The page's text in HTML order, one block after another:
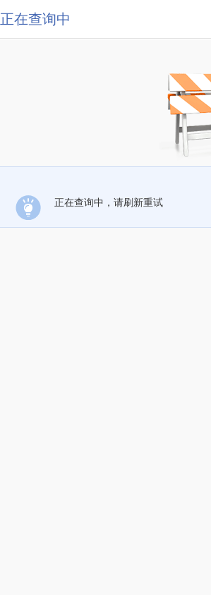
正在查询中
正在查询中，请刷新重试